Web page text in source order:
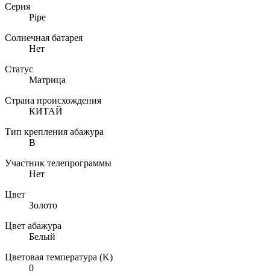
Серия
Pipe
Солнечная батарея
Нет
Статус
Матрица
Страна происхождения
КИТАЙ
Тип крепления абажура
B
Участник телепрограммы
Нет
Цвет
Золото
Цвет абажура
Белый
Цветовая температура (K)
0